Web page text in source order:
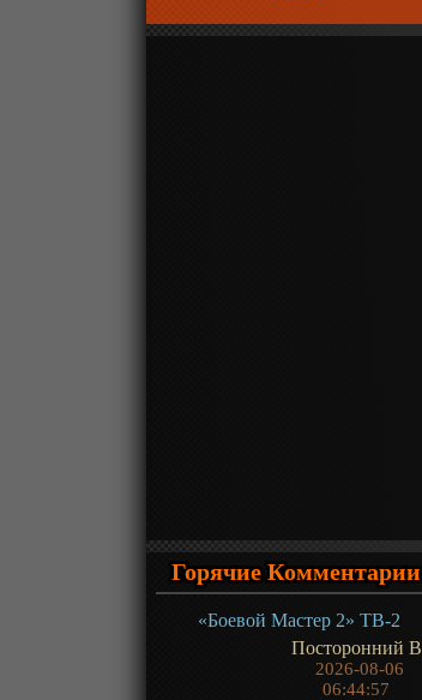
Горячие Комментарии
«Боевой Мастер 2» ТВ-2
Посторонний В
2026-08-06
06:44:57